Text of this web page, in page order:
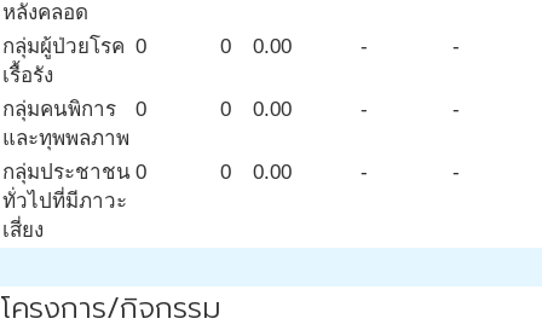
หลังคลอด
กลุ่มผู้ป่วยโรค
เรื้อรัง
0 0 0.00 - -
กลุ่มคนพิการ
และทุพพลภาพ
0 0 0.00 - -
กลุ่มประชาชน
ทั่วไปที่มีภาวะ
เสี่ยง
0 0 0.00 - -
โครงการ/กิจกรรม